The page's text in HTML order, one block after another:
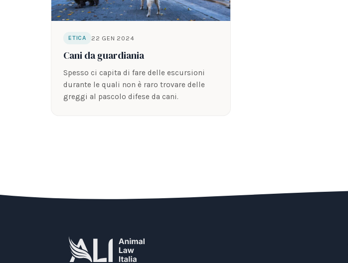
ETICA 22 GEN 2024
Cani da guardiania
Spesso ci capita di fare delle escursioni
durante le quali non è raro trovare delle
greggi al pascolo difese da cani.